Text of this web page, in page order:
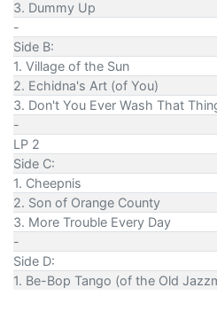
3. Dummy Up
-
Side B:
1. Village of the Sun
2. Echidna's Art (of You)
3. Don't You Ever Wash That
-
LP 2
Side C:
1. Cheepnis
2. Son of Orange County
3. More Trouble Every Day
-
Side D:
1. Be-Bop Tango (of the Old